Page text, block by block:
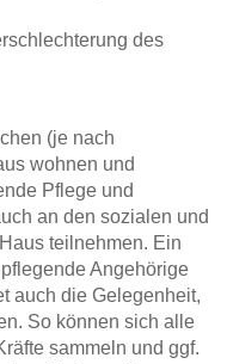
des
(je nach
wohnen und
Pflege und
an den sozialen und
teilnehmen. Ein
Angehörige
auch die Gelegenheit,
So können sich alle
sammeln und ggf.